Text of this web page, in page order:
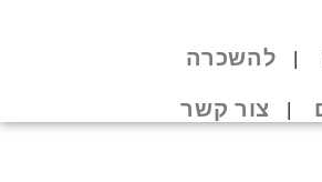
להשכרה
צור קשר